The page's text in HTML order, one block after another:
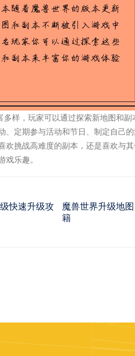
样，玩家可以通过探索新地图和副
、定期参与活动和节日、制定自己
欢挑战高难度的副本，还是喜欢与
乐趣。
快速升级攻
魔兽世界升级地
籍